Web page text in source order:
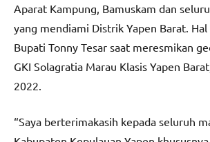
Aparat Kampung, Bamuskam dan
yang mendiami Distrik Yapen Barat.
Bupati Tonny Tesar saat meresmikan
GKI Solagratia Marau Klasis Yapen
2022.
“Saya berterimakasih kepada seluruh